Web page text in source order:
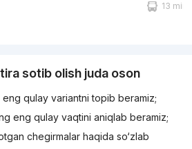
13 min
sotib olish juda oson
qulay variantni topib beramiz;
eng qulay vaqtini aniqlab beramiz;
chegirmalar haqida so‘zlab